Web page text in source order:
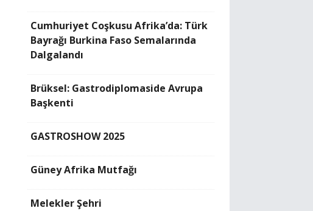
Cumhuriyet Coşkusu Afrika’da: Türk
Bayrağı Burkina Faso Semalarında
Dalgalandı
Brüksel: Gastrodiplomaside Avrupa
Başkenti
GASTROSHOW 2025
Güney Afrika Mutfağı
Melekler Şehri